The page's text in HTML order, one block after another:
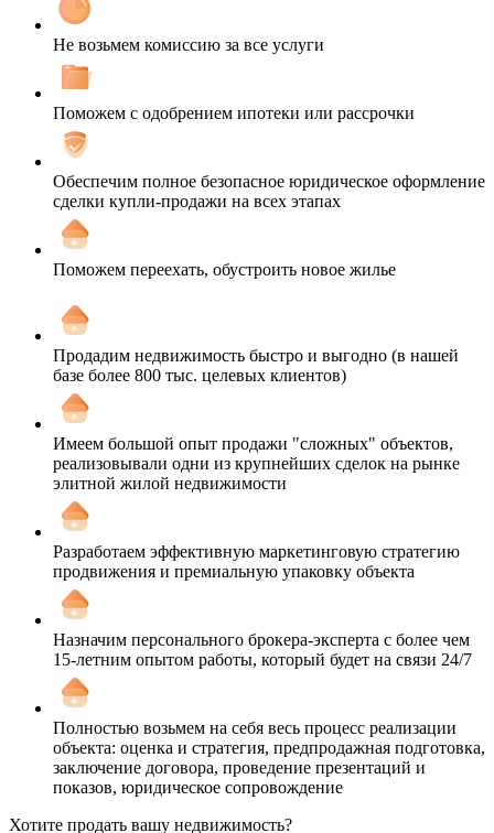
Не возьмем комиссию за все услуги
Поможем с одобрением ипотеки или рассрочки
Обеспечим полное безопасное юридическое оформление
сделки купли-продажи на всех этапах
Поможем переехать, обустроить новое жилье
Продадим недвижимость быстро и выгодно (в нашей
базе более 800 тыс. целевых клиентов)
Имеем большой опыт продажи "сложных" объектов,
реализовывали одни из крупнейших сделок на рынке
элитной жилой недвижимости
Разработаем эффективную маркетинговую стратегию
продвижения и премиальную упаковку объекта
Назначим персонального брокера-эксперта с более чем
15-летним опытом работы, который будет на связи 24/7
Полностью возьмем на себя весь процесс реализации
объекта: оценка и стратегия, предпродажная подготовка,
заключение договора, проведение презентаций и
показов, юридическое сопровождение
Хотите продать вашу недвижимость?